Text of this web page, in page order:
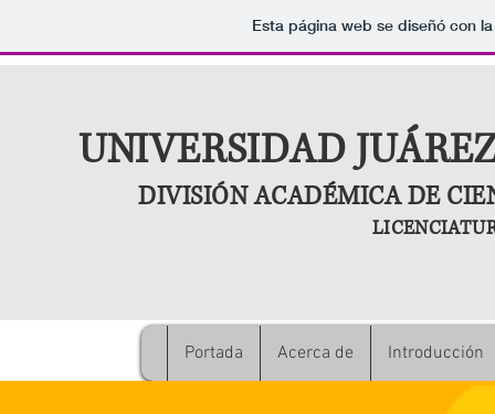
Esta página web se diseñó con
UNIVERSIDAD
DIVISIÓN ACADÉMICA DE
Portada Acerca de Introducción